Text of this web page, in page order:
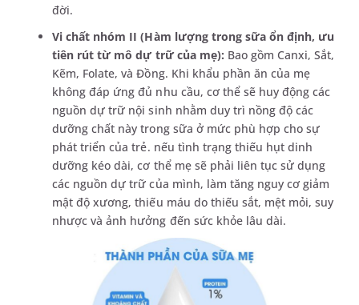
đời.
Vi chất nhóm II (Hàm lượng trong sữa ổn định, ưu
tiên rút từ mô dự trữ của mẹ): Bao gồm Canxi, Sắt,
Kẽm, Folate, và Đồng. Khi khẩu phần ăn của mẹ
không đáp ứng đủ nhu cầu, cơ thể sẽ huy động các
nguồn dự trữ nội sinh nhằm duy trì nồng độ các
dưỡng chất này trong sữa ở mức phù hợp cho sự
phát triển của trẻ. nếu tình trạng thiếu hụt dinh
dưỡng kéo dài, cơ thể mẹ sẽ phải liên tục sử dụng
các nguồn dự trữ của mình, làm tăng nguy cơ giảm
mật độ xương, thiếu máu do thiếu sắt, mệt mỏi, suy
nhược và ảnh hưởng đến sức khỏe lâu dài.